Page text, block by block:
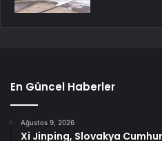
En Güncel Haberler
Ağustos 9, 2026
Xi Jinping, Slovakya